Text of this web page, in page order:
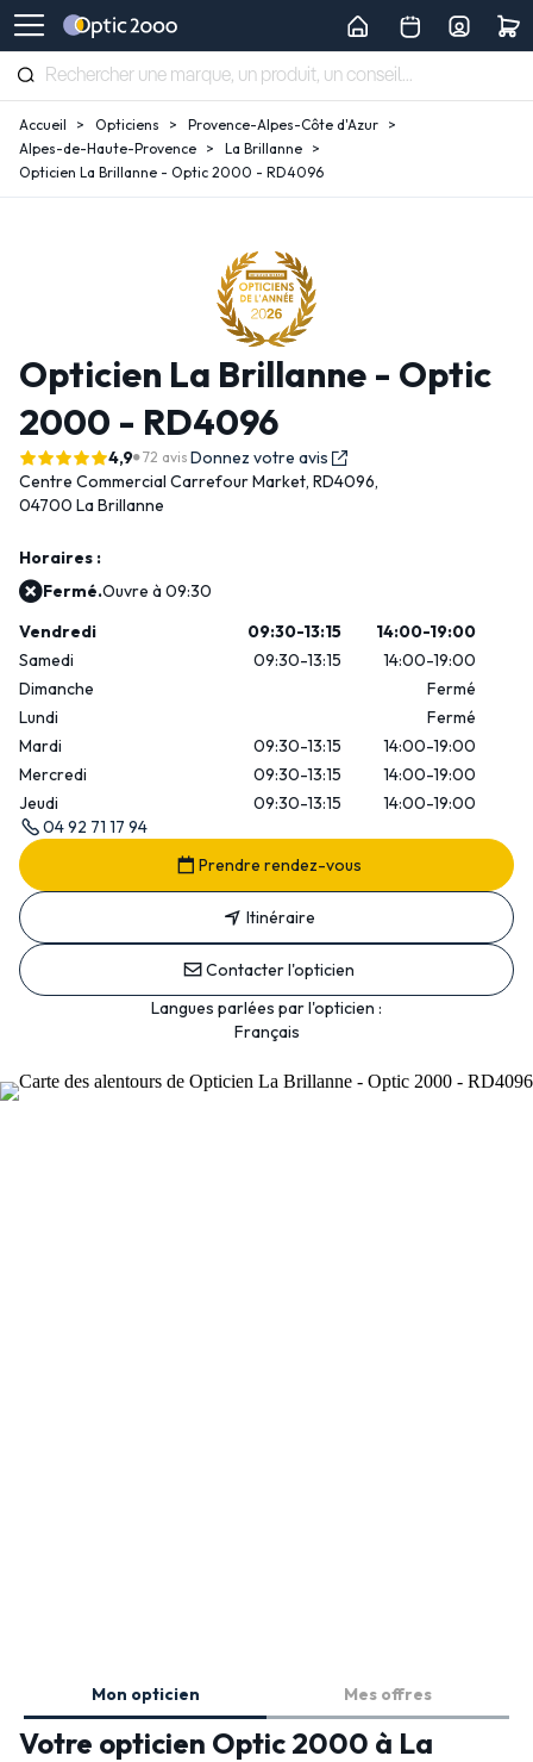
Accueil Opticiens
Provence-Alpes-Côte d'Azur
Alpes-de-Haute-Provence
La Brillanne
Opticien La Brillanne - Optic 2000 - RD4096
Opticien La Brillanne - Optic
2000 - RD4096
4,9 72 avis Donnez votre avis
Centre Commercial Carrefour Market, RD4096,
04700 La Brillanne
Horaires :
Fermé.Ouvre à 09:30
Vendredi
09:30-13:15
14:00-19:00
Samedi
09:30-13:15
14:00-19:00
Dimanche
Fermé
Lundi
Fermé
Mardi
09:30-13:15
14:00-19:00
Mercredi
09:30-13:15
14:00-19:00
Jeudi
09:30-13:15
14:00-19:00
04 92 71 17 94
Prendre rendez-vous
Itinéraire
Contacter l'opticien
Langues parlées par l'opticien :
Français
Mon opticien Mes offres
Votre opticien Optic 2000 à La